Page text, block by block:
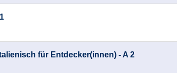
für Entdecker(innen) - A 2